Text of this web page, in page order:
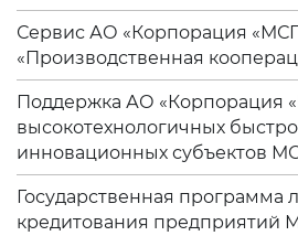
Сервис АО «Корпорация
«Производственная
Поддержка АО «Корпорация
высокотехнологичных
инновационных субъектов
Государственная программа
кредитования предприятий